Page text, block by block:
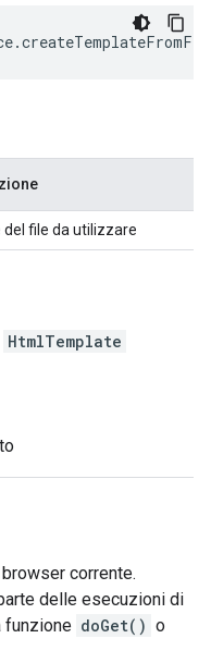
.
del file da utilizzare
HtmlTemplate
corrente.
delle esecuzioni di
funzione doGet() o